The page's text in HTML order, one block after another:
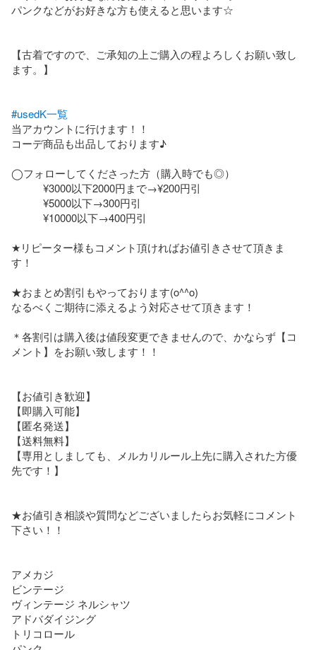
パンクなどがお好きな方も使えると思います☆
【古着ですので、ご承知の上ご購入の程よろしくお願い致し
ます。】
#usedK一覧
当アカウントに行けます！！
コーデ商品も出品しております♪
◯フォローしてくださった方（購入時でも◎）
¥3000以下2000円まで→¥200円引
¥5000以下→300円引
¥10000以下→400円引
★リピーター様もコメント頂ければお値引きさせて頂きま
す！
★おまとめ割引もやっております(o^^o)
なるべくご期待に添えるよう対応させて頂きます！
＊各割引は購入後は値段変更できませんので、かならず【コ
メント】をお願い致します！！
【お値引き歓迎】
【即購入可能】
【匿名発送】
【送料無料】
【専用としましても、メルカリルール上先に購入された方優
先です！】
★お値引き相談や質問などございましたらお気軽にコメント
下さい！！
アメカジ
ビンテージ
ヴィンテージ ネルシャツ
アドバダイジング
トリコロール